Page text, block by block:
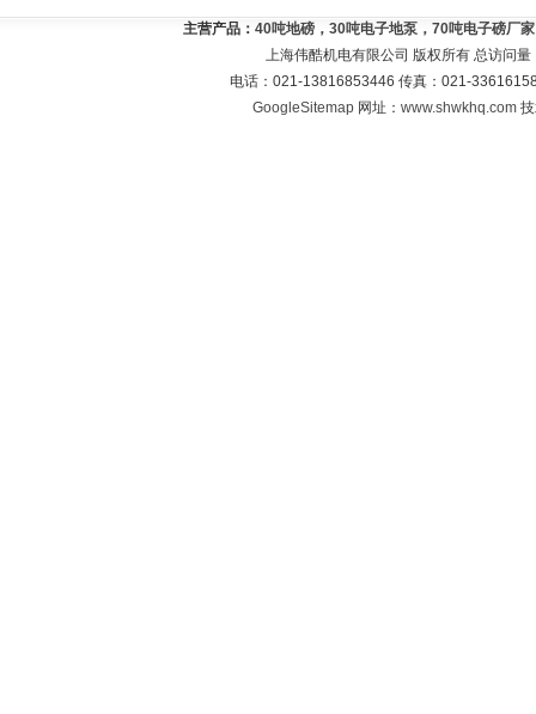
主营产品： 40吨地磅，30吨电子地泵，70吨电子磅厂
上海伟酷机电有限公司 版权所有 总访问量
电话：021-13816853446 传真：021-
GoogleSitemap 网址：www.shwkhq.com